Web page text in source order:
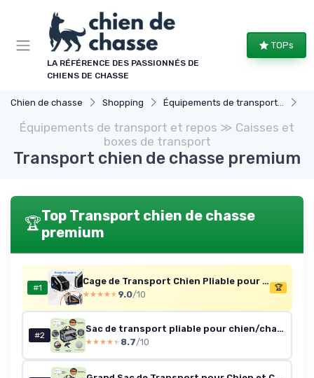
LA RÉFÉRENCE DES PASSIONNÉS DE
CHIENS DE CHASSE
TOPs
Chien de chasse Shopping Équipements de transport et repos
Équipements de transport et repos ≫ Caisses et
boxes de transport
Transport chien de chasse premium
🏆Top Transport chien de chasse
premium
#1
Cage de Transport Chien Pliable pour Voiture, Caisse de Voyage Souple pour Petits et Moyens Chiens, Cadre Métal Robuste, Fenêtres Maille Respirantes, Pliage Rapide, Bleu
★★★★★
★★★★★ 9.0/10
🏆
#2
Sac de transport pliable pour chien/chat XL – Gris (81×58×58) jusqu'à 32 kg
★★★★★
★★★★★ 8.7/10
Panneau de gestion des cookies